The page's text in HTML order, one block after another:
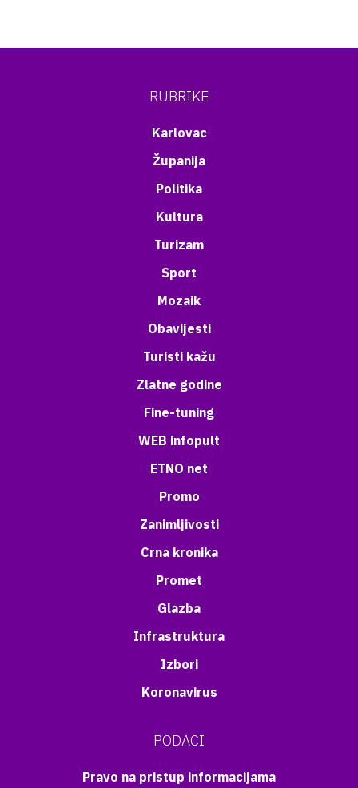
RUBRIKE
Karlovac
Županija
Politika
Kultura
Turizam
Sport
Mozaik
Obavijesti
Turisti kažu
Zlatne godine
Fine-tuning
WEB infopult
ETNO net
Promo
Zanimljivosti
Crna kronika
Promet
Glazba
Infrastruktura
Izbori
Koronavirus
PODACI
Pravo na pristup informacijama